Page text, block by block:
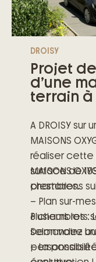
DROISY
Projet
d’une
terrain à
A DROISY sur
MAISONS
réaliser cette
surface de
chambres.
MAISONS
prestations
– Plan sur-
6 chambres :
selon votre
– La
Plusieurs lots
Demandez